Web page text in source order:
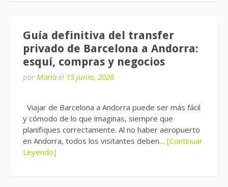
Guía definitiva del transfer
privado de Barcelona a Andorra:
esquí, compras y negocios
por Maria el 15 junio, 2026
Viajar de Barcelona a Andorra puede ser más fácil
y cómodo de lo que imaginas, siempre que
planifiques correctamente. Al no haber aeropuerto
en Andorra, todos los visitantes deben… [Continuar
Leyendo]